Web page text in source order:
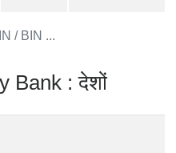
/ BIN ...
Bank : देशों